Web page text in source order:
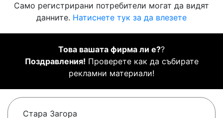
Само регистрирани потребители могат да видят
данните. Натиснете тук за да влезете
Това вашата фирма ли е??
Поздравления! Проверете как да събирате
рекламни материали!
Стара Загора